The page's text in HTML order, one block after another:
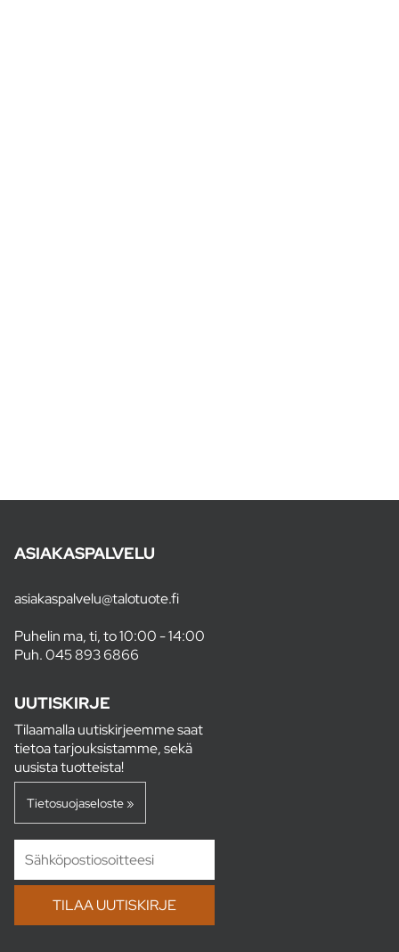
ASIAKASPALVELU
asiakaspalvelu@talotuote.fi
Puhelin ma, ti, to 10:00 - 14:00
Puh.045 893 6866
UUTISKIRJE
Tilaamalla uutiskirjeemme saat
tietoa tarjouksistamme, sekä
uusista tuotteista!
Tietosuojaseloste »